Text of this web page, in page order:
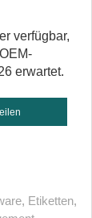
verfügbar,
erwartet.
, Etiketten,